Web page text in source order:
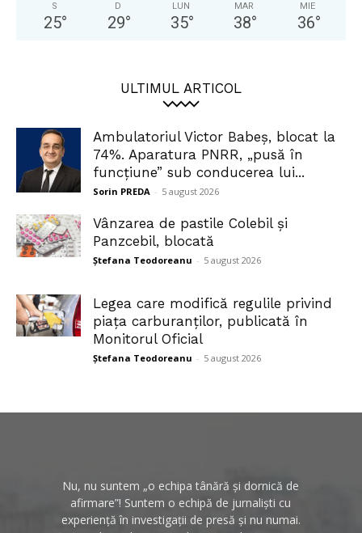
S
25°
D
29°
LUN
35°
MAR
38°
MIE
36°
ULTIMUL ARTICOL
Ambulatoriul Victor Babeș, blocat la
74%. Aparatura PNRR, „pusă în
funcțiune” sub conducerea lui...
Sorin PREDA - 5 august 2026
Vânzarea de pastile Colebil și
Panzcebil, blocată
Ștefana Teodoreanu - 5 august 2026
Legea care modifică regulile privind
piața carburanților, publicată în
Monitorul Oficial
Ștefana Teodoreanu - 5 august 2026
Nu, nu suntem „o echipa tânără și dornică de
afirmare”! Suntem o echipă de jurnaliști cu
experiență în investigații de presă și nu numai.